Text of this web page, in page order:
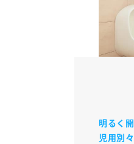
明るく
児用別